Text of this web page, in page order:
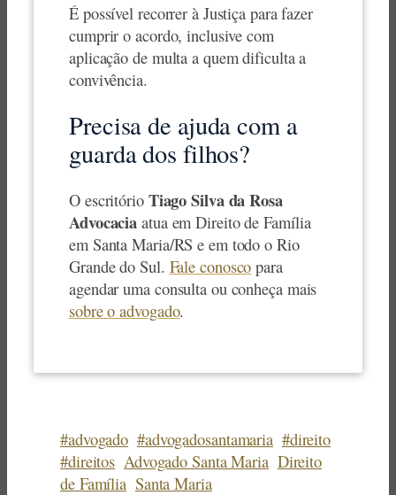
É possível recorrer à Justiça para fazer
cumprir o acordo, inclusive com
aplicação de multa a quem dificulta a
convivência.
Precisa de ajuda com a
guarda dos filhos?
O escritório Tiago Silva da Rosa
Advocacia atua em Direito de Família
em Santa Maria/RS e em todo o Rio
Grande do Sul. Fale conosco para
agendar uma consulta ou conheça mais
sobre o advogado.
#advogado #advogadosantamaria #direito
#direitos Advogado Santa Maria Direito
de Família Santa Maria